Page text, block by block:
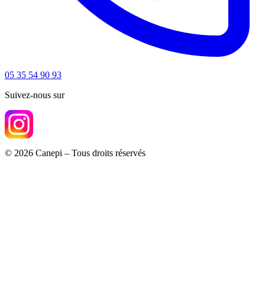
05 35 54 90 93
Suivez-nous sur
© 2026 Canepi – Tous droits réservés